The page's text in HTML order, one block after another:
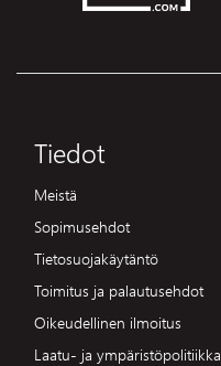
Tiedot
Meistä
Sopimusehdot
Tietosuojakäytäntö
Toimitus ja palautusehdot
Oikeudellinen ilmoitus
Laatu- ja ympäristöpolitiikka